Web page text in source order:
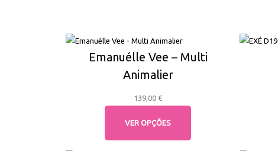
Emanuélle Vee – Multi
Animalier
139,00€
VER OPÇÕES